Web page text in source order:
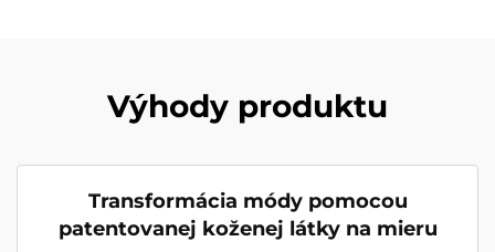
Výhody produktu
Transformácia módy pomocou
patentovanej koženej látky na mieru